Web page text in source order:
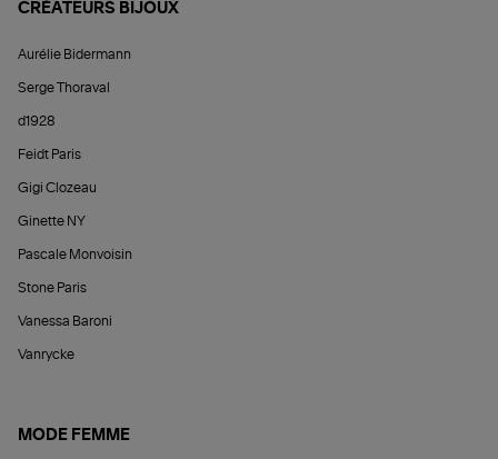
CRÉATEURS BIJOUX
Aurélie Bidermann
Serge Thoraval
d1928
Feidt Paris
Gigi Clozeau
Ginette NY
Pascale Monvoisin
Stone Paris
Vanessa Baroni
Vanrycke
MODE FEMME